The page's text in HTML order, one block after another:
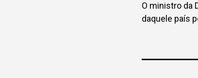
O ministro da
daquele país